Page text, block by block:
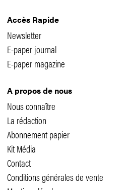
Accès Rapide
Newsletter
E-paper journal
E-paper magazine
A propos de nous
Nous connaître
La rédaction
Abonnement papier
Kit Média
Contact
Conditions générales de vente